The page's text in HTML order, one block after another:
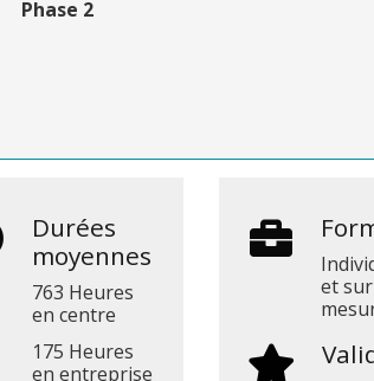
Phase 2
Durées
moyennes
763 Heures
en centre
175 Heures
en entreprise
et sur